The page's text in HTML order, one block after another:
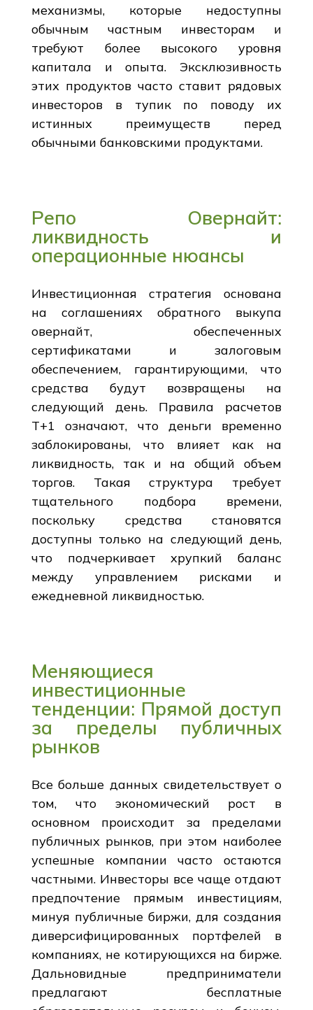
механизмы, которые недоступны
обычным частным инвесторам и
требуют более высокого уровня
капитала и опыта. Эксклюзивность
этих продуктов часто ставит рядовых
инвесторов в тупик по поводу их
истинных преимуществ перед
обычными банковскими продуктами.
Репо Овернайт:
ликвидность и
операционные нюансы
Инвестиционная стратегия основана
на соглашениях обратного выкупа
овернайт, обеспеченных
сертификатами и залоговым
обеспечением, гарантирующими, что
средства будут возвращены на
следующий день. Правила расчетов
T+1 означают, что деньги временно
заблокированы, что влияет как на
ликвидность, так и на общий объем
торгов. Такая структура требует
тщательного подбора времени,
поскольку средства становятся
доступны только на следующий день,
что подчеркивает хрупкий баланс
между управлением рисками и
ежедневной ликвидностью.
Меняющиеся
инвестиционные
тенденции: Прямой доступ
за пределы публичных
рынков
Все больше данных свидетельствует о
том, что экономический рост в
основном происходит за пределами
публичных рынков, при этом наиболее
успешные компании часто остаются
частными. Инвесторы все чаще отдают
предпочтение прямым инвестициям,
минуя публичные биржи, для создания
диверсифицированных портфелей в
компаниях, не котирующихся на бирже.
Дальновидные предприниматели
предлагают бесплатные